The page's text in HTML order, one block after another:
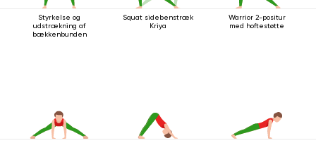
Styrkelse og
udstrækning af
bækkenbunden
Squat sidebenstræk
Kriya
Warrior 2-positur
med hoftestøtte